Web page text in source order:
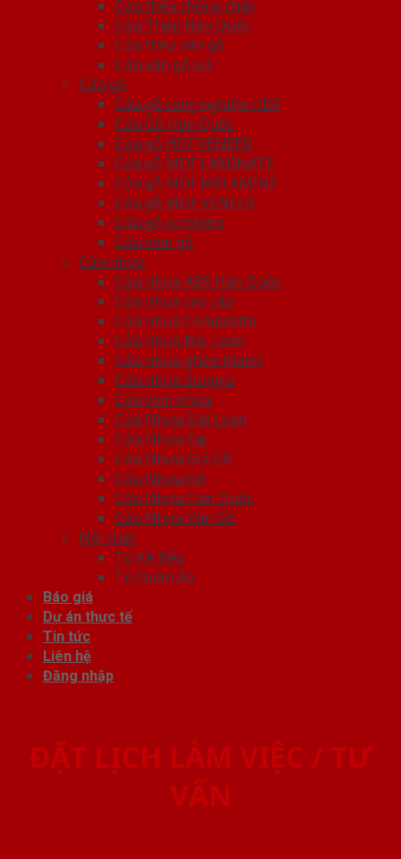
Cửa thép chống cháy
Cửa Thép Hàn Quốc
Cửa thép vân gỗ
Cửa vân gỗ 5D
Cửa gỗ
Cửa gỗ công nghiệp HDF
Cửa Gỗ Hàn Quốc
Cửa gỗ HDF VENEER
Cửa gỗ MDF LAMINATE
Cửa gỗ MDF MELAMINE
Cửa gỗ MDF VENEER
Cửa gỗ tự nhiên
Cửa vòm gỗ
Cửa nhựa
Cửa nhựa ABS Hàn Quốc
Cửa nhựa cao cấp
Cửa nhựa Composite
Cửa nhựa Đài Loan
Cửa nhựa ghép thanh
Cửa nhựa Sungyu
Cửa vòm nhựa
Cửa Nhựa Đài Loan
Cửa Nhựa Đẹp
Cửa Nhựa Giả Gỗ
Cửa Nhựa Gỗ
Cửa Nhựa Hàn Quốc
Cửa Nhựa Vân Gỗ
Nội thất
Tủ Kệ Bếp
Tủ Quần Áo
Báo giá
Dự án thực tế
Tin tức
Liên hệ
Đăng nhập
ĐẶT LỊCH LÀM VIỆC / TƯ
VẤN